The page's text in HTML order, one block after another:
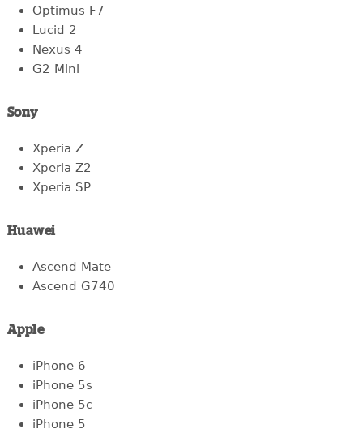
Optimus F7
Lucid 2
Nexus 4
G2 Mini
Sony
Xperia Z
Xperia Z2
Xperia SP
Huawei
Ascend Mate
Ascend G740
Apple
iPhone 6
iPhone 5s
iPhone 5c
iPhone 5